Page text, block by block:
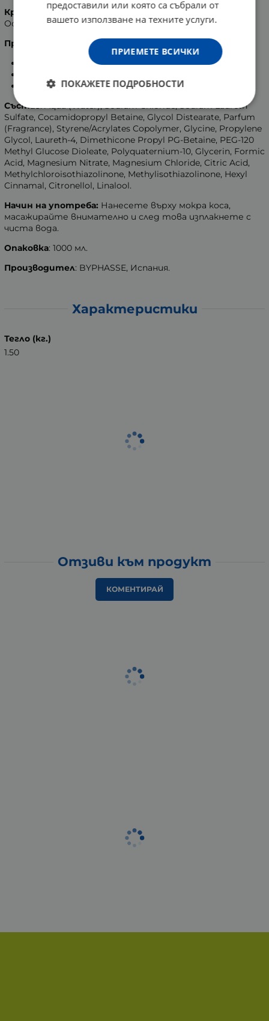
Краен резултат:
Оставя косата мека и копринена.
Осигурява невероятно добра грижа за къдриците.
Предимства на продукта:
формула, създадена специално за къдрава коса;
професионален формат.
Състав: Aqua (Water), Sodium Chloride, Sodium Laureth
Sulfate, Cocamidopropyl Betaine, Glycol Distearate, Parfum
(Fragrance), Styrene/Acrylates Copolymer, Glycine, Propylene
Glycol, Laureth-4, Dimethicone Propyl PG-Betaine, PEG-120
Methyl Glucose Dioleate, Polyquaternium-10, Glycerin, Formic
Acid, Magnesium Nitrate, Magnesium Chloride, Citric Acid,
Methylchloroisothiazolinone, Methylisothiazolinone, Hexyl
Cinnamal, Citronellol, Linalool.
Начин на употреба: Нанесете върху мокра коса,
масажирайте внимателно и след това изплакнете с
чиста вода.
Опаковка: 1000 мл.
Производител: BYPHASSE, Испания.
Характеристики
Тегло (кг.)
1.50
Отзиви към продукт
КОМЕНТИРАЙ
предоставили или която са събрали от
вашето използване на техните услуги.
ПРИЕМЕТЕ ВСИЧКИ
ПОКАЖЕТЕ ПОДРОБНОСТИ